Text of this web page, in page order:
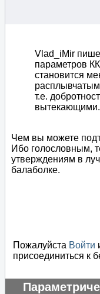
Vlad_iMir
параметров
становится
т.е.
Чем вы можете
Ибо голословным,
утверждениям в
балаболке.
Пожалуйста Войти
присоединиться к